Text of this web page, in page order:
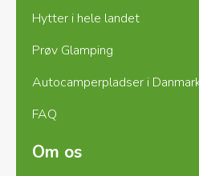
Hytter i hele landet
Prøv Glamping
Autocamperpladser i
FAQ
Om os